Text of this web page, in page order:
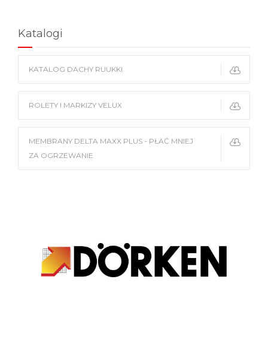
Katalogi
KATALOG DACHY RUUKKI
ROLETY I MARKIZY VELUX
MEMBRANY DELTA MAXX PLUS - PŁAĆ MNIEJ
ZA OGRZEWANIE